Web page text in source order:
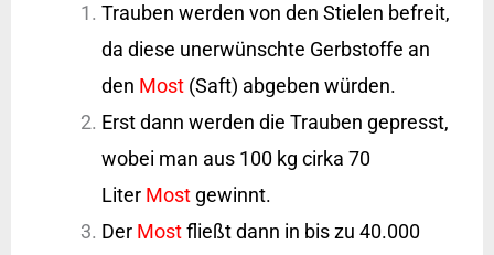
Trauben werden von den Stielen befreit,
da diese unerwünschte Gerbstoffe an
den Most (Saft) abgeben würden.
Erst dann werden die Trauben gepresst,
wobei man aus 100 kg cirka 70
Liter Most gewinnt.
Der Most fließt dann in bis zu 40.000